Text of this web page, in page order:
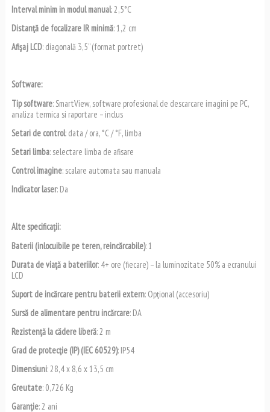
Interval minim in modul manual: 2,5°C
Distanţă de focalizare IR minimă: 1,2 cm
Afişaj LCD: diagonală 3,5” (format portret)
Software:
Tip software: SmartView, software profesional de descarcare imagini pe PC,
analiza termica si raportare – inclus
Setari de control: data / ora, °C / °F, limba
Setari limba: selectare limba de afisare
Control imagine: scalare automata sau manuala
Indicator laser: Da
Alte specificaţii:
Baterii (inlocuibile pe teren, reincărcabile): 1
Durata de viaţă a bateriilor: 4+ ore (fiecare) – la luminozitate 50% a ecranului
LCD
Suport de incărcare pentru baterii extern: Opţional (accesoriu)
Sursă de alimentare pentru incărcare: DA
Rezistenţă la cădere liberă: 2 m
Grad de protecţie (IP) (IEC 60529): IP54
Dimensiuni: 28,4 x 8,6 x 13,5 cm
Greutate: 0,726 Kg
Garanţie: 2 ani